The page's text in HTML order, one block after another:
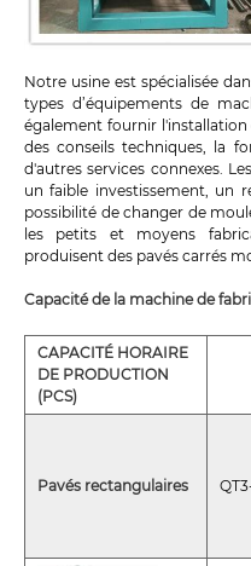
Notre usine est spécialisée
types d’équipements de
également fournir l'installation
des conseils techniques, la
d'autres services connexes.
un faible investissement, un
possibilité de changer de
les petits et moyens
produisent des pavés carrés
Capacité de la machine de
CAPACITÉ HORAIRE
DE PRODUCTION
(PCS)
Pavés rectangulaires